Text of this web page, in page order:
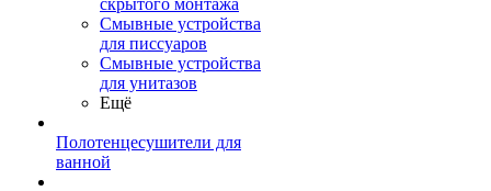
скрытого монтажа
Смывные устройства
для писсуаров
Смывные устройства
для унитазов
Ещё
Полотенцесушители для
ванной